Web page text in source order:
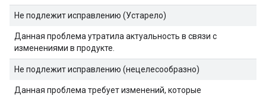
Не подлежит исправлению (Устарело)
Данная проблема утратила актуальность в связи с
изменениями в продукте.
Не подлежит исправлению (нецелесообразно)
Данная проблема требует изменений, которые